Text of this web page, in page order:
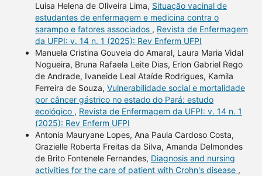
Luisa Helena de Oliveira Lima, Situação vacinal de
estudantes de enfermagem e medicina contra o
sarampo e fatores associados , Revista de Enfermagem
da UFPI: v. 14 n. 1 (2025): Rev Enferm UFPI
Manuela Cristina Gouveia do Amaral, Laura Maria Vidal
Nogueira, Bruna Rafaela Leite Dias, Erlon Gabriel Rego
de Andrade, Ivaneide Leal Ataíde Rodrigues, Kamila
Ferreira de Souza, Vulnerabilidade social e mortalidade
por câncer gástrico no estado do Pará: estudo
ecológico , Revista de Enfermagem da UFPI: v. 14 n. 1
(2025): Rev Enferm UFPI
Antonia Mauryane Lopes, Ana Paula Cardoso Costa,
Grazielle Roberta Freitas da Silva, Amanda Delmondes
de Brito Fontenele Fernandes, Diagnosis and nursing
activities for the care of patient with Crohn's disease ,